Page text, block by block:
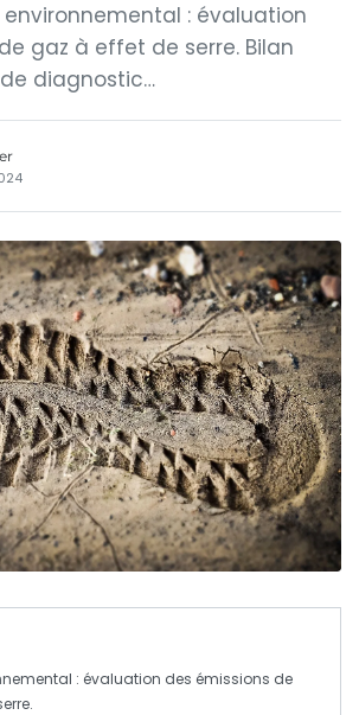
environnemental : évaluation
gaz à effet de serre. Bilan
diagnostic…
: évaluation des émissions de